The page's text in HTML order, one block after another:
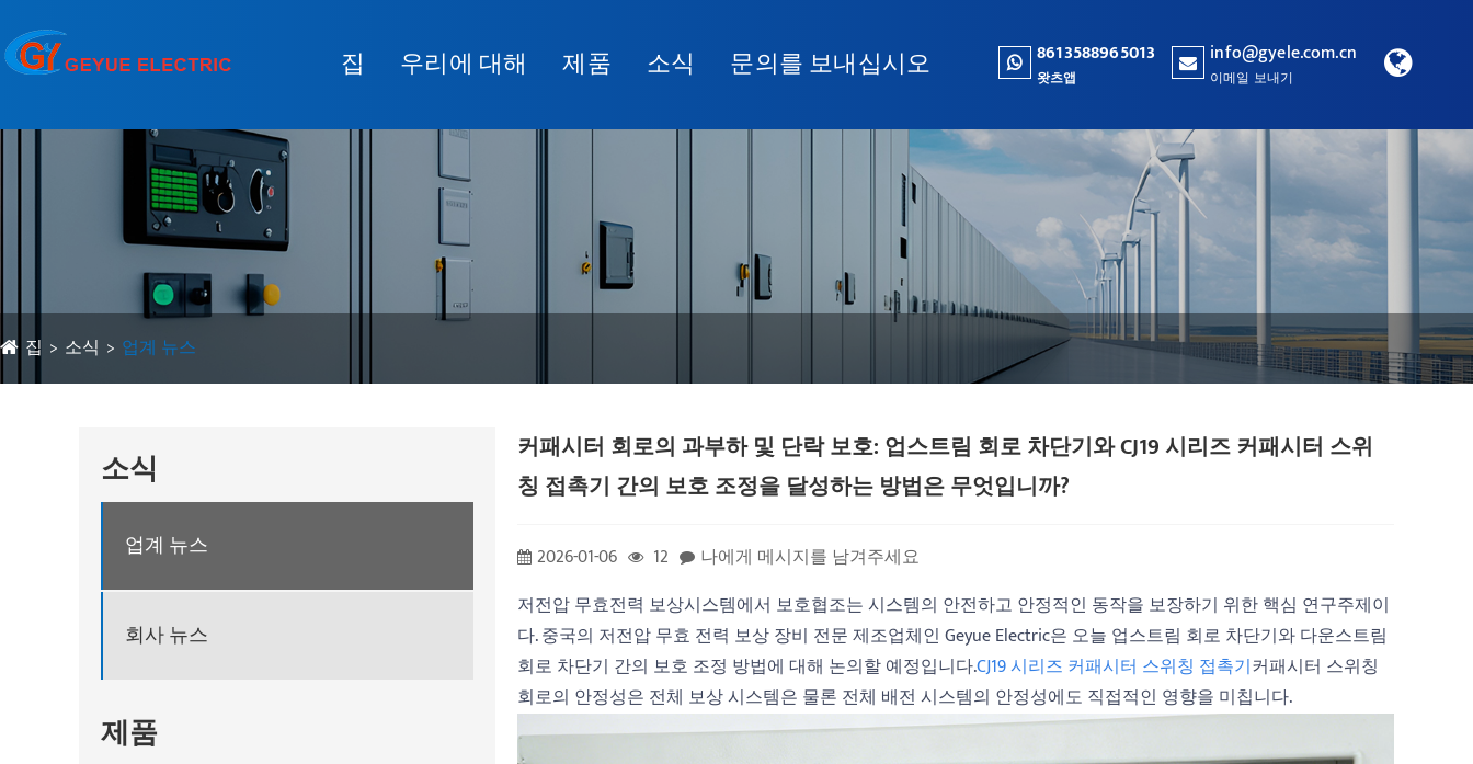
집 우리에 대해 제품 소식 문의를 보내십시오 8613588965013
왓츠앱
info@gyele.com.cn
이메일 보내기
집 소식 업계 뉴스
소식
업계 뉴스
회사 뉴스
제품
커패시터 회로의 과부하 및 단락 보호: 업스트림 회로 차단기와 CJ19 시리즈 커패시터 스위
칭 접촉기 간의 보호 조정을 달성하는 방법은 무엇입니까?
2026-01-06 12
나에게 메시지를 남겨주세요
저전압 무효전력 보상시스템에서 보호협조는 시스템의 안전하고 안정적인 동작을 보장하기 위한 핵심 연구주제이
다. 중국의 저전압 무효 전력 보상 장비 전문 제조업체인 Geyue Electric은 오늘 업스트림 회로 차단기와 다운스트림
회로 차단기 간의 보호 조정 방법에 대해 논의할 예정입니다.CJ19 시리즈 커패시터 스위칭 접촉기커패시터 스위칭
회로의 안정성은 전체 보상 시스템은 물론 전체 배전 시스템의 안정성에도 직접적인 영향을 미칩니다.